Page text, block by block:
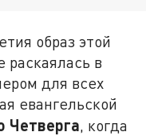
образ этой
в
для всех
евангельской
Четверга, когда